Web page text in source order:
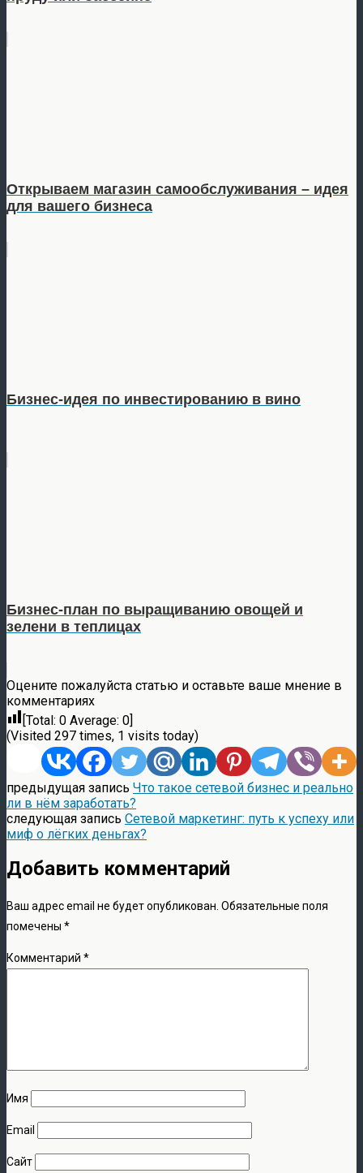
Открываем магазин самообслуживания – идея
для вашего бизнеса
Бизнес-идея по инвестированию в вино
Бизнес-план по выращиванию овощей и
зелени в теплицах
Оцените пожалуйста статью и оставьте ваше мнение в
комментариях
[Total: 0 Average: 0]
(Visited 297 times, 1 visits today)
предыдущая запись Что такое сетевой бизнес и реально
ли в нём заработать?
следующая запись Сетевой маркетинг: путь к успеху или
миф о лёгких деньгах?
Добавить комментарий
Ваш адрес email не будет опубликован. Обязательные поля
помечены *
Комментарий *
Имя
Email
Сайт